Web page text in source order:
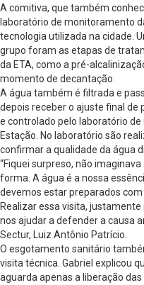
A comitiva, que também
laboratório de monitoramento
tecnologia utilizada na cidade.
grupo foram as etapas de
da ETA, como a pré-
momento de decantação.
A água também é filtrada e
depois receber o ajuste final de
e controlado pelo laboratório
Estação. No laboratório são
confirmar a qualidade da água
“Fiquei surpreso, não
forma. A água é a nossa
devemos estar preparados
Realizar essa visita,
nos ajudar a defender a causa
Sectur, Luiz Antônio Patrício.
O esgotamento sanitário
visita técnica. Gabriel explicou
aguarda apenas a liberação